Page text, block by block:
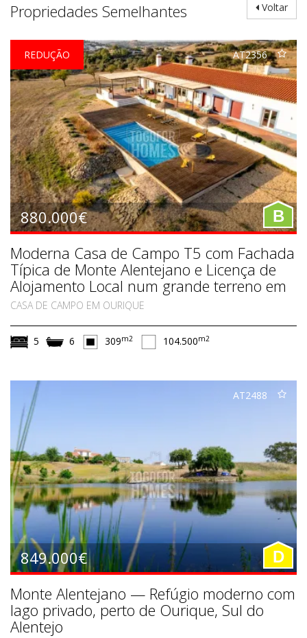
Voltar
Propriedades Semelhantes
AT2356
880.000€
REDUÇÃO
B
Moderna Casa de Campo T5 com Fachada
Típica de Monte Alentejano e Licença de
Alojamento Local num grande terreno em
Ourique, Alentejo Sul
CASA DE CAMPO EM OURIQUE
5 6 309m2 104.500m2
AT2488
849.000€ D
Monte Alentejano — Refúgio moderno com
lago privado, perto de Ourique, Sul do
Alentejo